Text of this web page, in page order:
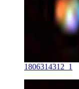
1806314312_1